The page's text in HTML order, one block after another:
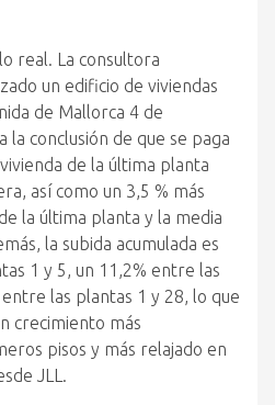
real. La consultora
un edificio de viviendas
de Mallorca 4 de
la conclusión de que se paga
de la última planta
así como un 3,5 % más
la última planta y la media
la subida acumulada es
1 y 5, un 11,2% entre las
las plantas 1 y 28, lo que
crecimiento más
pisos y más relajado en
JLL.